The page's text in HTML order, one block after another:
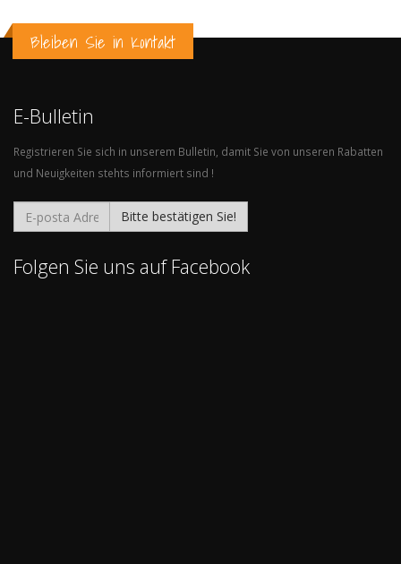
Bleiben Sie in Kontakt
E-Bulletin
Registrieren Sie sich in unserem Bulletin, damit Sie von unseren Rabatten
und Neuigkeiten stehts informiert sind !
Bitte bestätigen Sie!
Folgen Sie uns auf Facebook